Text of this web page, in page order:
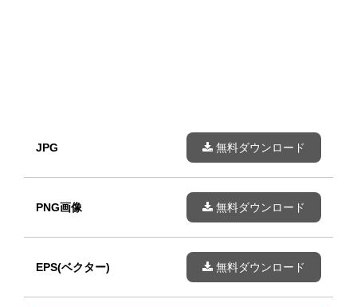
JPG 無料ダウンロード
PNG画像 無料ダウンロード
EPS(ベクター) 無料ダウンロード